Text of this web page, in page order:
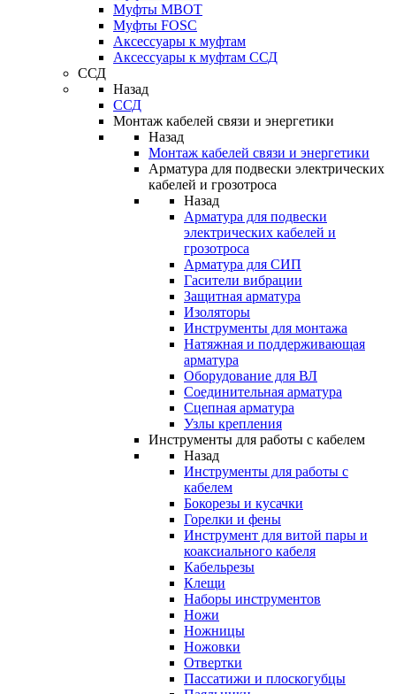
Муфты МВОТ
Муфты FOSC
Аксессуары к муфтам
Аксессуары к муфтам ССД
ССД
Назад
ССД
Монтаж кабелей связи и энергетики
Назад
Монтаж кабелей связи и энергетики
Арматура для подвески электрических
кабелей и грозотроса
Назад
Арматура для подвески
электрических кабелей и
грозотроса
Арматура для СИП
Гасители вибрации
Защитная арматура
Изоляторы
Инструменты для монтажа
Натяжная и поддерживающая
арматура
Оборудование для ВЛ
Соединительная арматура
Сцепная арматура
Узлы крепления
Инструменты для работы с кабелем
Назад
Инструменты для работы с
кабелем
Бокорезы и кусачки
Горелки и фены
Инструмент для витой пары и
коаксиального кабеля
Кабельрезы
Клещи
Наборы инструментов
Ножи
Ножницы
Ножовки
Отвертки
Пассатижи и плоскогубцы